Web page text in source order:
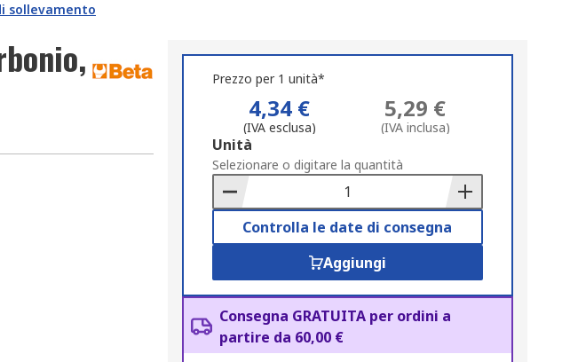
sollevamento
Prezzo per 1 unità*
4,34 €
(IVA esclusa)
5,29 €
(IVA inclusa)
Add
to
Basket
Unità
Selezionare o digitare la quantità
Controlla le date di consegna
Aggiungi
Consegna GRATUITA per ordini a
partire da 60,00 €